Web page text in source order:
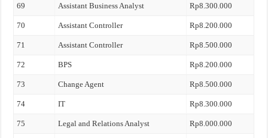
69 Assistant Business Analyst Rp8.300.000
70 Assistant Controller Rp8.200.000
71 Assistant Controller Rp8.500.000
72 BPS Rp8.200.000
73 Change Agent Rp8.500.000
74 IT Rp8.300.000
75 Legal and Relations Analyst Rp8.000.000